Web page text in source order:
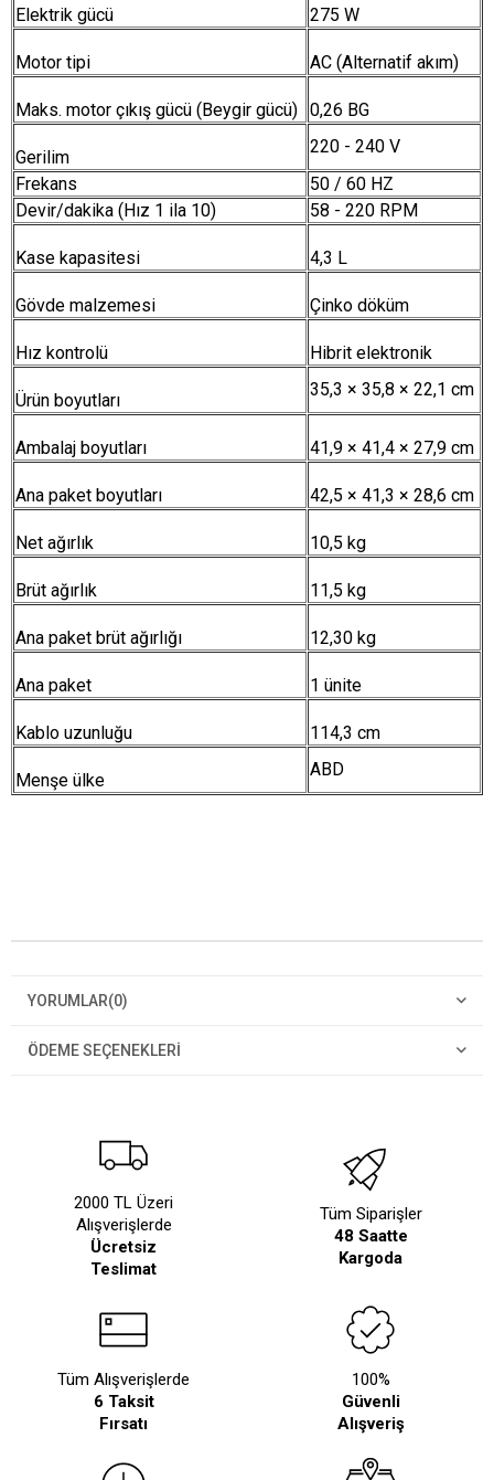
Elektrik gücü 275 W
Motor tipi AC (Alternatif akım)
Maks. motor çıkış gücü (Beygir gücü) 0,26 BG
Gerilim
220 - 240 V
Frekans
50 / 60 HZ
Devir/dakika (Hız 1 ila 10)
58 - 220 RPM
Kase kapasitesi 4,3 L
Gövde malzemesi Çinko döküm
Hız kontrolü Hibrit elektronik
Ürün boyutları
35,3 × 35,8 × 22,1 cm
Ambalaj boyutları 41,9 × 41,4 × 27,9 cm
Ana paket boyutları 42,5 × 41,3 × 28,6 cm
Net ağırlık 10,5 kg
Brüt ağırlık 11,5 kg
Ana paket brüt ağırlığı 12,30 kg
Ana paket 1 ünite
Kablo uzunluğu 114,3 cm
Menşe ülke
ABD
YORUMLAR(0)
ÖDEME SEÇENEKLERI
2000 TL Üzeri
Alışverişlerde
Ücretsiz
Teslimat
Tüm Siparişler
48 Saatte
Kargoda
Tüm Alışverişlerde
6 Taksit
Fırsatı
100%
Güvenli
Alışveriş